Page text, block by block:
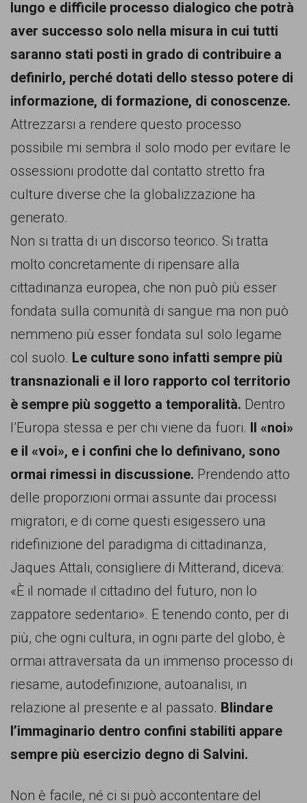
lungo e difficile processo dialogico che potrà
aver successo solo nella misura in cui tutti
saranno stati posti in grado di contribuire a
definirlo, perché dotati dello stesso potere di
informazione, di formazione, di conoscenze.
Attrezzarsi a rendere questo processo
possibile mi sembra il solo modo per evitare le
ossessioni prodotte dal contatto stretto fra
culture diverse che la globalizzazione ha
generato.
Non si tratta di un discorso teorico. Si tratta
molto concretamente di ripensare alla
cittadinanza europea, che non può più esser
fondata sulla comunità di sangue ma non può
nemmeno più esser fondata sul solo legame
col suolo. Le culture sono infatti sempre più
transnazionali e il loro rapporto col territorio
è sempre più soggetto a temporalità. Dentro
l’Europa stessa e per chi viene da fuori. Il «noi»
e il «voi», e i confini che lo definivano, sono
ormai rimessi in discussione. Prendendo atto
delle proporzioni ormai assunte dai processi
migratori, e di come questi esigessero una
ridefinizione del paradigma di cittadinanza,
Jaques Attali, consigliere di Mitterand, diceva:
«È il nomade il cittadino del futuro, non lo
zappatore sedentario». E tenendo conto, per di
più, che ogni cultura, in ogni parte del globo, è
ormai attraversata da un immenso processo di
riesame, autodefinizione, autoanalisi, in
relazione al presente e al passato. Blindare
l’immaginario dentro confini stabiliti appare
sempre più esercizio degno di Salvini.
Non è facile, né ci si può accontentare del